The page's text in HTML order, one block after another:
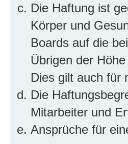
Die Haftung ist
Körper und
Boards auf die
Übrigen der
Dies gilt auch für
Die
Mitarbeiter und
Ansprüche für